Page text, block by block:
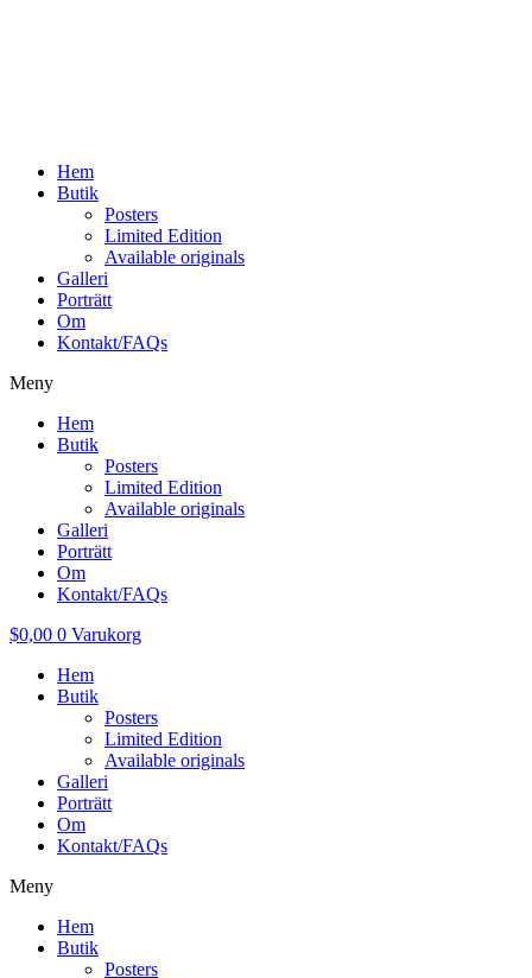
Hem
Butik
Posters
Limited Edition
Available originals
Galleri
Porträtt
Om
Kontakt/FAQs
Meny
Hem
Butik
Posters
Limited Edition
Available originals
Galleri
Porträtt
Om
Kontakt/FAQs
$0,00 0 Varukorg
Hem
Butik
Posters
Limited Edition
Available originals
Galleri
Porträtt
Om
Kontakt/FAQs
Meny
Hem
Butik
Posters